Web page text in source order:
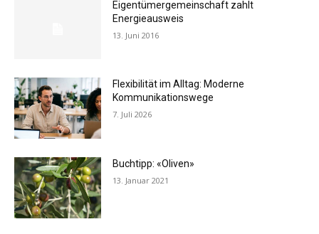
Eigentümergemeinschaft zahlt
Energieausweis
13. Juni 2016
Flexibilität im Alltag: Moderne
Kommunikationswege
7. Juli 2026
Buchtipp: «Oliven»
13. Januar 2021